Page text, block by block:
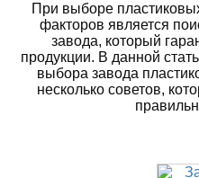
При выборе
факторов является
завода, который
продукции. В данной
выбора завода
несколько советов,